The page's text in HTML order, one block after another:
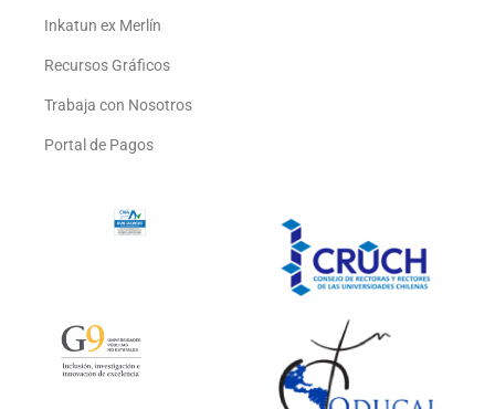
Inkatun ex Merlín
Recursos Gráficos
Trabaja con Nosotros
Portal de Pagos